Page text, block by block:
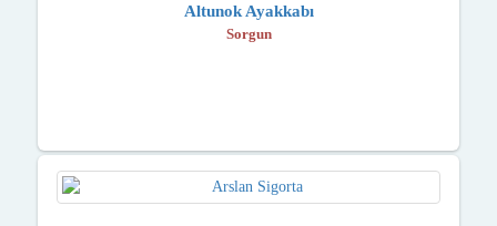
Altunok Ayakkabı
Sorgun